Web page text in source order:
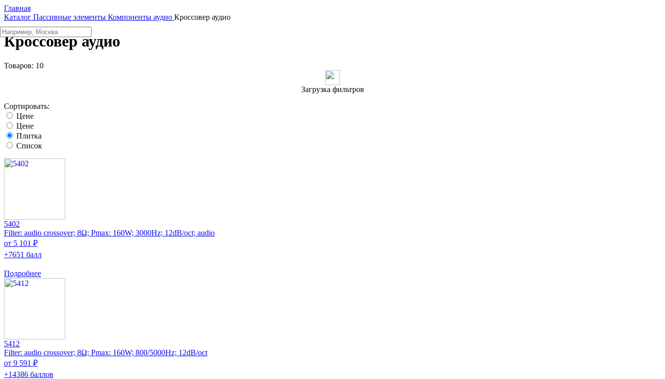
Главная
Каталог Пассивные элементы Компоненты аудио Кроссовер аудио
Кроссовер аудио
Товаров: 10
Загрузка фильтров
Сортировать:
Цене
Цене
Плитка
Список
5402
Filter: audio crossover; 8Ω; Pmax: 160W; 3000Hz; 12dB/oct; audio
от 5 101 ₽
+7651 балл
Подробнее
5412
Filter: audio crossover; 8Ω; Pmax: 160W; 800/5000Hz; 12dB/oct
от 9 591 ₽
+14386 баллов